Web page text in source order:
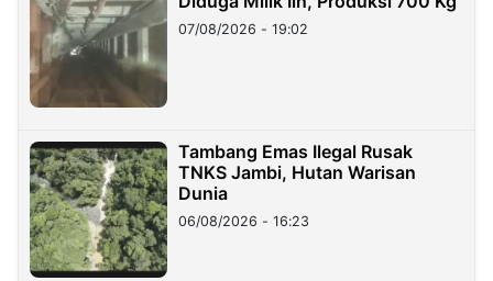
07/08/2026 - 19:02
Tambang Emas Ilegal Rusak
TNKS Jambi, Hutan Warisan
Dunia
06/08/2026 - 16:23